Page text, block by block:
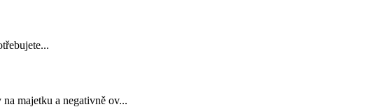
majetku a negativně ov...